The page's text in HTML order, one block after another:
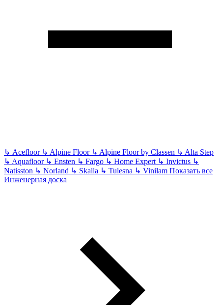
↳ Acefloor ↳ Alpine Floor ↳ Alpine Floor by Classen ↳ Alta Step
↳ Aquafloor ↳ Ensten ↳ Fargo ↳ Home Expert ↳ Invictus ↳
Natisston ↳ Norland ↳ Skalla ↳ Tulesna ↳ Vinilam Показать все
Инженерная доска